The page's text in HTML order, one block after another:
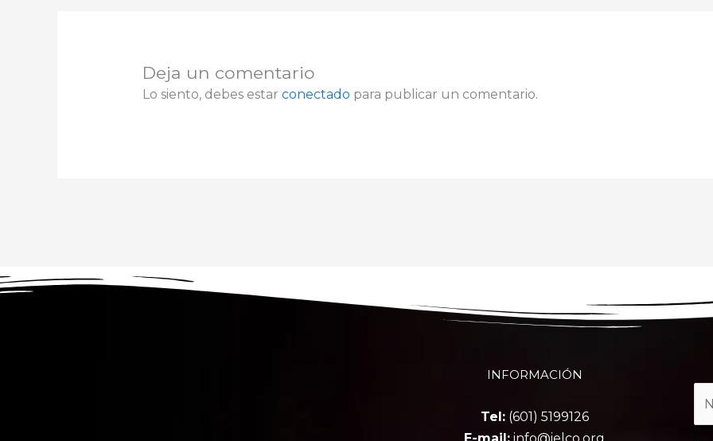
Deja un comentario
Lo siento, debes estar conectado para publicar un comentario.
INFORMACIÓN
Tel:(601) 5199126